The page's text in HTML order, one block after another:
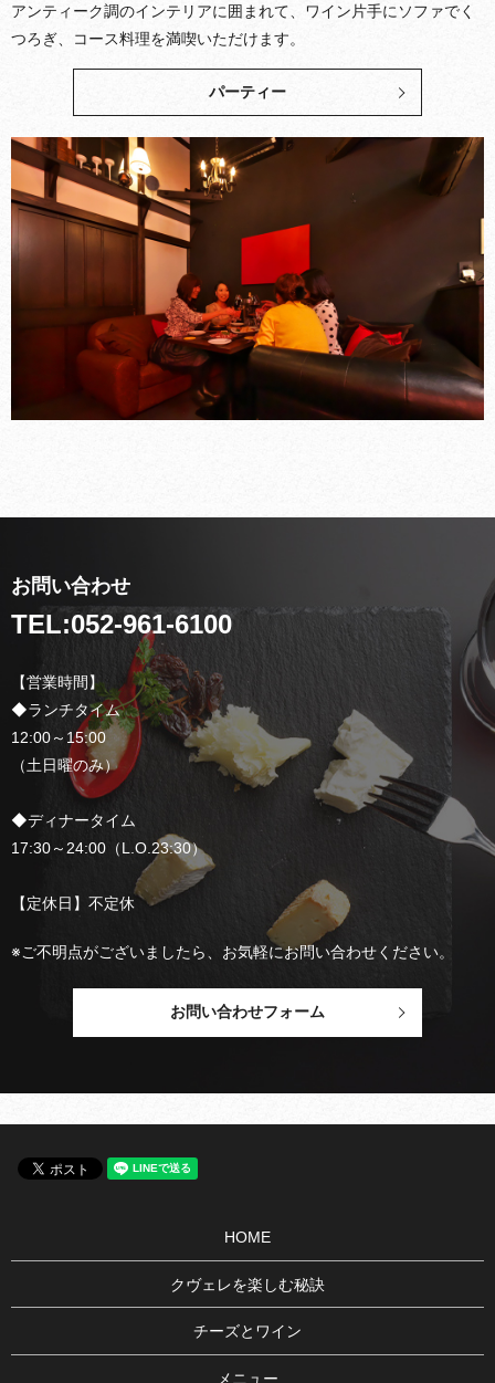
アンティーク調のインテリアに囲まれて、 ワイン片手にソファでく
つろぎ、コース料理を満喫いただけます。
パーティー
お問い合わせ
TEL:052-961-6100
【営業時間】
◆ランチタイム
12:00～15:00
（土日曜のみ）
◆ディナータイム
17:30～24:00（L.O.23:30）
【定休日】不定休
※ご不明点がございましたら、お気軽にお問い合わせください。
お問い合わせフォーム
HOME
クヴェレを楽しむ秘訣
チーズとワイン
メニュー